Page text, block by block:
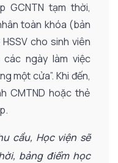
GCNTN tạm thời,
toàn khóa (bản
cho sinh viên
ngày làm việc
một cửa”. Khi đến,
CMTND hoặc thẻ
cầu, Học viện sẽ
bảng điểm học